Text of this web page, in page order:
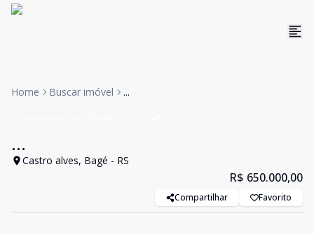
Home Buscar imóvel ...
...
Castro alves, Bagé - RS
R$ 650.000,00
Compartilhar Favorito